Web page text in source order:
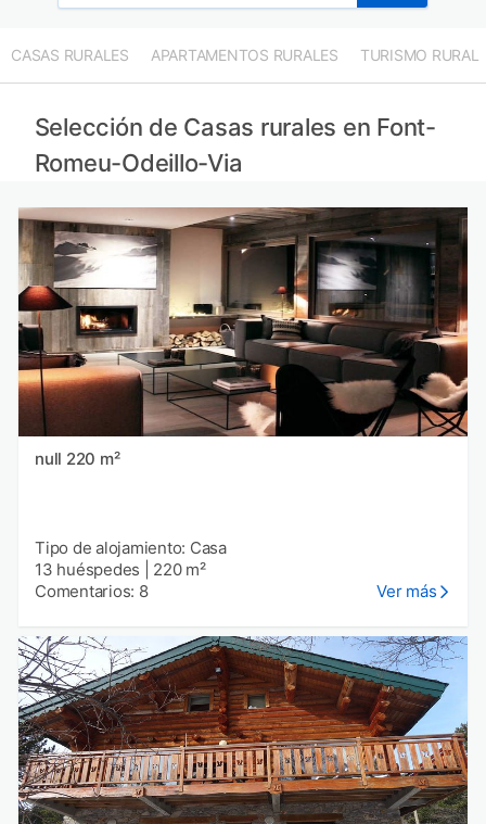
CASAS RURALES APARTAMENTOS RURALES TURISMO RURAL
Selección de Casas rurales en Font-
Romeu-Odeillo-Via
null 220 m²
Tipo de alojamiento: Casa
13 huéspedes
220 m²
Comentarios: 8
Ver más